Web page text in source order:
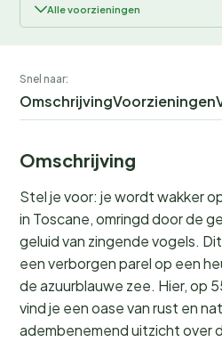
Alle voorzieningen
Snel naar:
OmschrijvingVoorzieningen
Omschrijving
Stel je voor: je wordt wakker
in Toscane, omringd door de
geluid van zingende vogels.
een verborgen parel op een
de azuurblauwe zee. Hier, op
vind je een oase van rust en
adembenemend uitzicht over